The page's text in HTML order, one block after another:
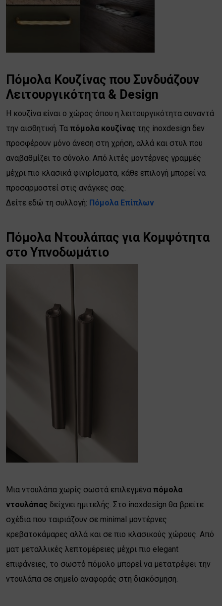
Πόμολα Κουζίνας που Συνδυάζουν
Λειτουργικότητα & Design
Η κουζίνα είναι ο χώρος όπου η λειτουργικότητα συναντά
την αισθητική. Τα πόμολα κουζίνας της inoxdesign δεν
προσφέρουν μόνο άνεση στη χρήση, αλλά και στυλ που
αναβαθμίζει το σύνολο. Από λιτές μοντέρνες γραμμές
μέχρι πιο κλασικά φινιρίσματα, κάθε επιλογή μπορεί να
προσαρμοστεί στις ανάγκες σας.
Δείτε εδώ τη συλλογή: Πόμολα Επίπλων
Πόμολα Ντουλάπας για Κομψότητα
στο Υπνοδωμάτιο
Μια ντουλάπα χωρίς σωστά επιλεγμένα πόμολα
ντουλάπας δείχνει ημιτελής. Στο inoxdesign θα βρείτε
σχέδια που ταιριάζουν σε minimal μοντέρνες
κρεβατοκάμαρες αλλά και σε πιο κλασικούς χώρους. Από
ματ μεταλλικές λεπτομέρειες μέχρι πιο elegant
επιφάνειες, το σωστό πόμολο μπορεί να μετατρέψει την
ντουλάπα σε σημείο αναφοράς στη διακόσμηση.